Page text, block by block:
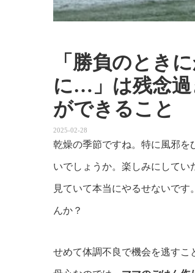
「勝負のとき
に…」は残念過
ができること
2025-02-28
乾燥の季節ですね。特に風邪を
いでしょうか。楽しみにしてい
見ていて本当にやるせないです
んか？
せめて体調不良で機会を逃すこ